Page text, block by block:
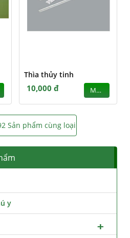
Thìa thủy tinh
10,000 đ MUA
Sản phẩm cùng loại
y